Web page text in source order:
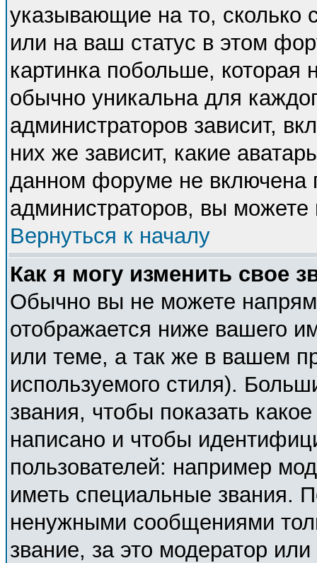
указывающие на то,
или на ваш статус в этом
картинка побольше, которая
обычно уникальна для
администраторов зависит,
них же зависит, какие
данном форуме не включена
администраторов, вы
Вернуться к началу
Как я могу изменить свое
Обычно вы не можете
отображается ниже вашего
или теме, а так же в вашем
используемого стиля).
звания, чтобы показать
написано и чтобы
пользователей: например
иметь специальные звания.
ненужными сообщениями
звание, за это модератор